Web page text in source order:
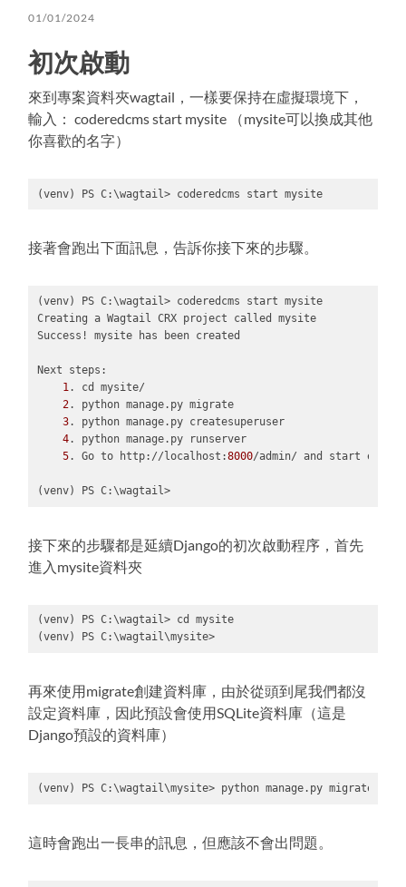
01/01/2024
初次啟動
來到專案資料夾wagtail，一樣要保持在虛擬環境下，
輸入： coderedcms start mysite （mysite可以換成其他
你喜歡的名字）
(venv) PS C:\wagtail> coderedcms start mysite
PowerShell
接著會跑出下面訊息，告訴你接下來的步驟。
(venv) PS C:\wagtail> coderedcms start mysite
Creating a Wagtail CRX project called mysite
Success! mysite has been created
Next steps:
1. cd mysite/
2. python manage.py migrate
3. python manage.py createsuperuser
4. python manage.py runserver
5. Go to http://localhost:8000/admin/ and start
(venv) PS C:\wagtail>
PowerShell
(
powershell)
接下來的步驟都是延續Django的初次啟動程序，首先
進入mysite資料夾
(venv) PS C:\wagtail> cd mysite
(venv) PS C:\wagtail\mysite>
PowerShell
( powershell )
再來使用migrate創建資料庫，由於從頭到尾我們都沒
設定資料庫，因此預設會使用SQLite資料庫（這是
Django預設的資料庫）
(venv) PS C:\wagtail\mysite> python manage.py migrate
PowerShell
這時會跑出一長串的訊息，但應該不會出問題。